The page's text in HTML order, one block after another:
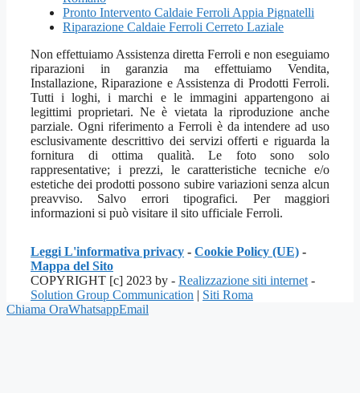
Pronto Intervento Caldaie Ferroli Appia Pignatelli
Riparazione Caldaie Ferroli Cerreto Laziale
Non effettuiamo Assistenza diretta Ferroli e non eseguiamo
riparazioni in garanzia ma effettuiamo Vendita,
Installazione, Riparazione e Assistenza di Prodotti Ferroli.
Tutti i loghi, i marchi e le immagini appartengono ai
legittimi proprietari. Ne è vietata la riproduzione anche
parziale. Ogni riferimento a Ferroli è da intendere ad uso
esclusivamente descrittivo dei servizi offerti e riguarda la
fornitura di ottima qualità. Le foto sono solo
rappresentative; i prezzi, le caratteristiche tecniche e/o
estetiche dei prodotti possono subire variazioni senza alcun
preavviso. Salvo errori tipografici. Per maggiori
informazioni si può visitare il sito ufficiale Ferroli.
Leggi L'informativa privacy - Cookie Policy (UE) -
Mappa del Sito
COPYRIGHT [c] 2023 by - Realizzazione siti internet -
Solution Group Communication | Siti Roma
Chiama OraWhatsappEmail